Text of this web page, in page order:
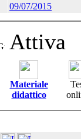
09/07/2015
Attiva
Materiale
didattico